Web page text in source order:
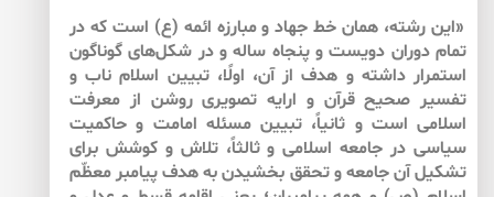
«اين رشته، همان خط جهاد و مبارزه ‏ائمه (ع) است كه در
تمام دوران دويست‏ و پنجاه ‏ساله و در شكل‌هاى گوناگون
استمرار داشته و هدف از آن، اولًا، تبيين اسلام ناب و
تفسير صحيح قرآن و ارايه ‏تصويرى روشن از معرفت
اسلامى است و ثانياً، تبيين مسئله ‏امامت و حاكميت
سياسى در جامعه ‏اسلامى و ثالثاً، تلاش و كوشش براى
تشكيل آن جامعه و تحقق بخشيدن به‌ هدف پيامبر معظّم